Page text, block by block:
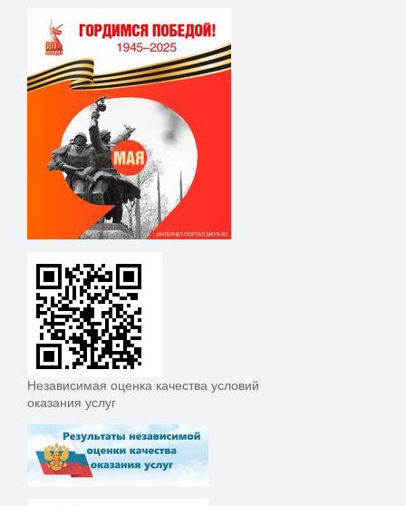
Независимая оценка качества условий
оказания услуг